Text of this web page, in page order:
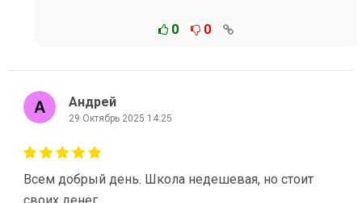
0 0
Андрей
29 Октябрь 2025 14:25
Всем добрый день. Школа недешевая, но стоит